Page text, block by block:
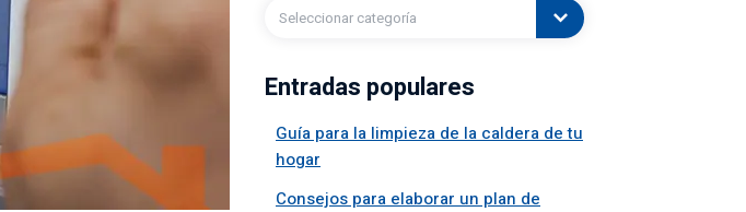
Seleccionar categoría
Entradas populares
Guía para la limpieza de la caldera de tu
hogar
Consejos para elaborar un plan de